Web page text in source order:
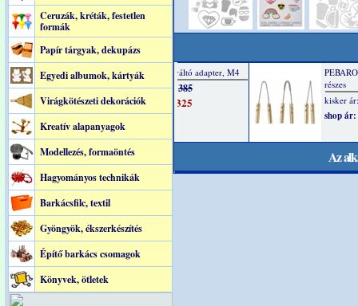
Ceruzák, kréták, festetlen
formák
Papír tárgyak, dekupázs
Egyedi albumok, kártyák
Virágkötészeti dekorációk
Kreatív alapanyagok
Modellezés, formaöntés
Hagyományos technikák
Barkácsfilc, textil
Gyöngyök, ékszerkészítés
Építő barkács csomagok
Könyvek, ötletek
Az